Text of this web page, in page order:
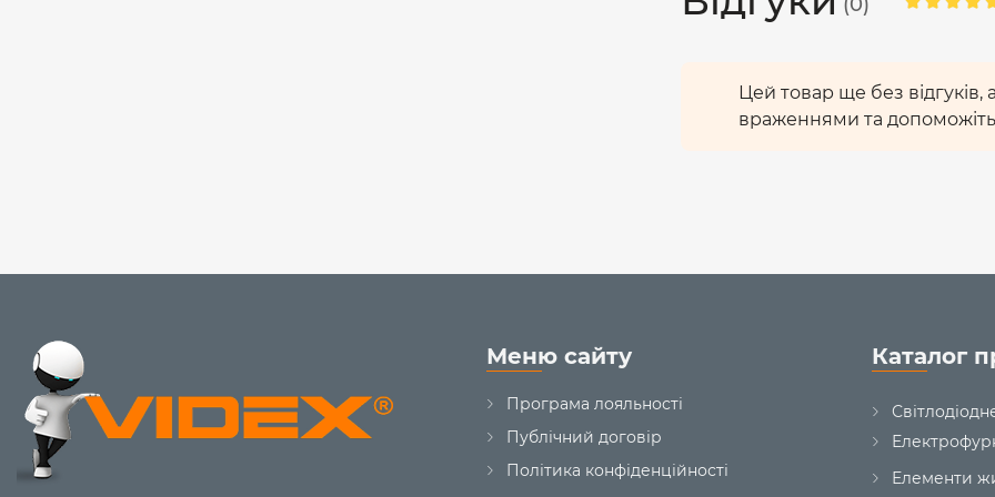
Як джерело світла
підтверджується гарантією -2
безпечні матеріали. Лампа в
Цей товар ще без
враженнями та
Меню сайту
Програма лояльності
Публічний договір
Політика конфіденційності
Каталог
Елементи